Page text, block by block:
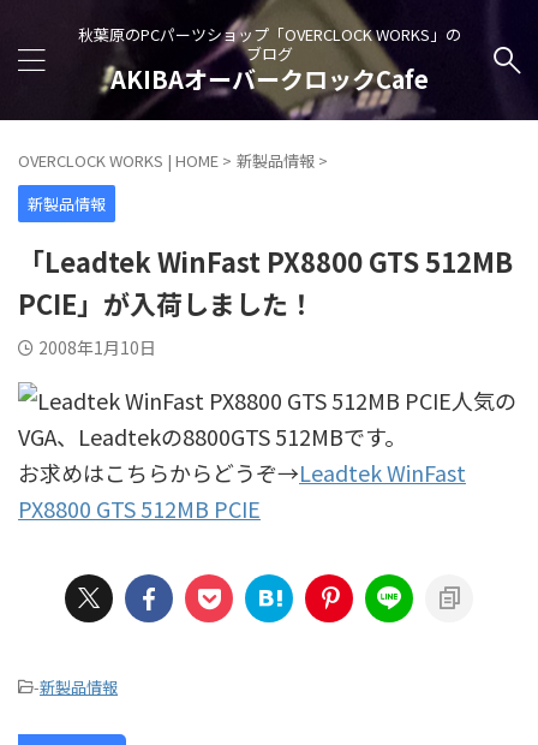
秋葉原のPCパーツショップ「OVERCLOCK WORKS」の
ブログ
AKIBAオーバークロックCafe
OVERCLOCK WORKS | HOME > 新製品情報 >
新製品情報
「Leadtek WinFast PX8800 GTS 512MB
PCIE」が入荷しました！
2008年1月10日
人気の
VGA、Leadtekの8800GTS 512MBです。
お求めはこちらからどうぞ→Leadtek WinFast
PX8800 GTS 512MB PCIE
-新製品情報